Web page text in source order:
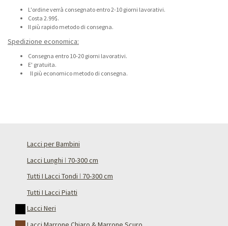
L'ordine verrà consegnato entro 2-10 giorni lavorativi.
Costa 2.99$.
Il più rapido metodo di consegna.
Spedizione economica:
Consegna entro 10-20 giorni lavorativi.
E' gratuita.
Il più economico metodo di consegna.
Lacci per Bambini
Lacci Lunghi ǀ 70-300 cm
Tutti I Lacci Tondi ǀ 70-300 cm
Tutti I Lacci Piatti
Lacci Neri